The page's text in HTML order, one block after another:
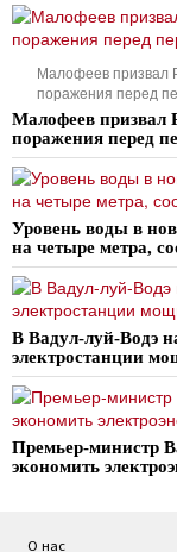
Малофеев призвал
поражения перед
Малофеев призвал
поражения перед
Уровень воды в
на четыре метра,
В Вадул-луй-Водэ
электростанции
Премьер-министр
экономить
О нас